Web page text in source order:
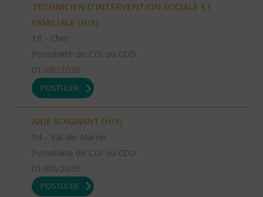
TECHNICIEN D’INTERVENTION SOCIALE ET
FAMILIALE (H/F)
18 - Cher
Possibilité de CDI ou CDD
01/08/2026
POSTULER
AIDE SOIGNANT (H/F)
94 - Val-de-Marne
Possibilité de CDI ou CDD
01/08/2026
POSTULER